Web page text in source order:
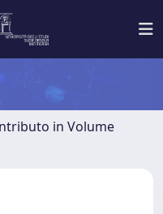
in Volume